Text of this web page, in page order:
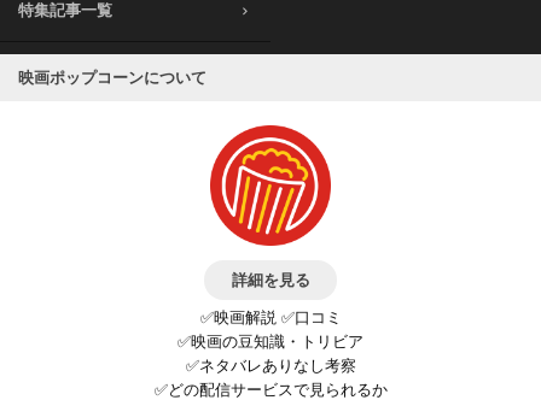
特集記事一覧
映画ポップコーンについて
詳細を見る
✅映画解説 ✅口コミ
✅映画の豆知識・トリビア
✅ネタバレありなし考察
✅どの配信サービスで見られるか